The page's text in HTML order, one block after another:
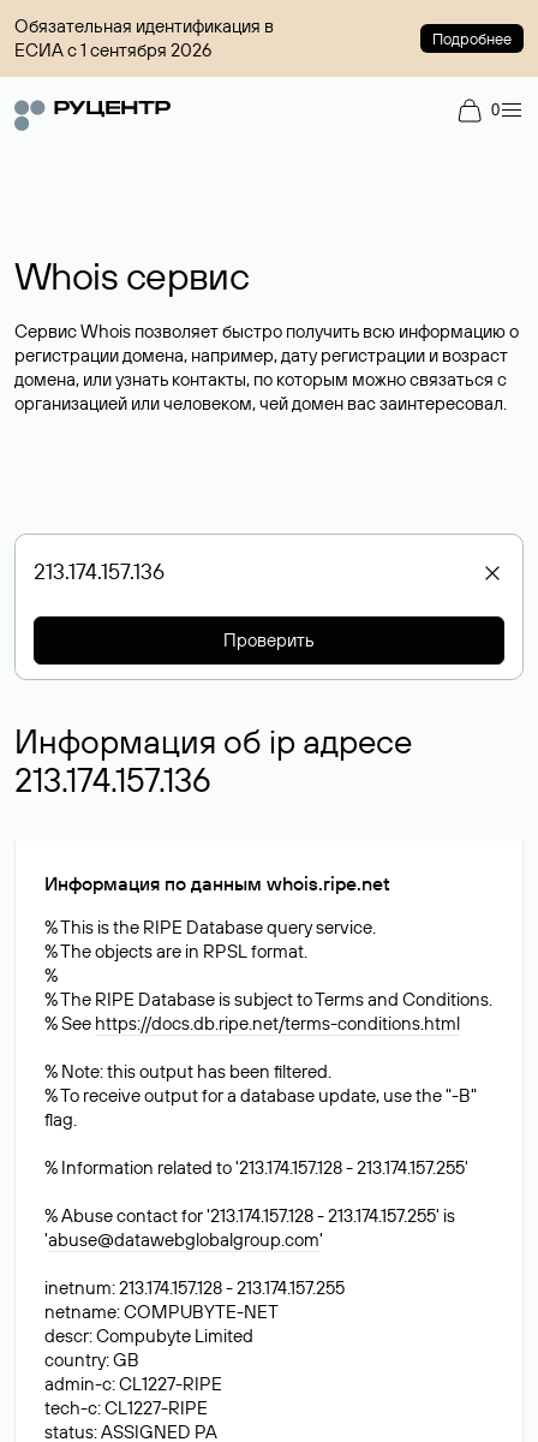
Обязательная идентификация в
ЕСИА с 1 сентября 2026
Подробнее
0
Whois сервис
Сервис Whois позволяет быстро получить всю информацию о
регистрации домена, например, дату регистрации и возраст
домена, или узнать контакты, по которым можно связаться с
организацией или человеком, чей домен вас заинтересовал.
Проверить
Информация об ip адресе
213.174.157.136
Информация по данным whois.ripe.net
% This is the RIPE Database query service.
% The objects are in RPSL format.
%
% The RIPE Database is subject to Terms and Conditions.
% See https://docs.db.ripe.net/terms-conditions.html
% Note: this output has been filtered.
% To receive output for a database update, use the "-B"
flag.
% Information related to '213.174.157.128 - 213.174.157.255'
% Abuse contact for '213.174.157.128 - 213.174.157.255' is
'abuse@datawebglobalgroup.com'
inetnum: 213.174.157.128 - 213.174.157.255
netname: COMPUBYTE-NET
descr: Compubyte Limited
country: GB
admin-c: CL1227-RIPE
tech-c: CL1227-RIPE
status: ASSIGNED PA